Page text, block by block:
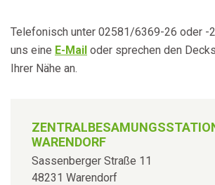
Telefonisch unter 02581/6369-26 oder -
uns eine E-Mail oder sprechen den
Ihrer Nähe an.
WARENDORF
Sassenberger Straße 11
48231 Warendorf